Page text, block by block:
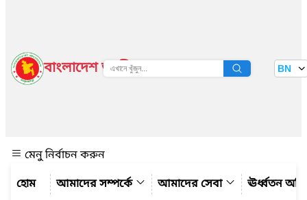
বাংলাদেশ জাতীয় তথ্য বাতায়ন BN
মেনু নির্বাচন করুন
আমাদের সম্পর্কে
আমাদের সেবা ঊর্ধ্বতন